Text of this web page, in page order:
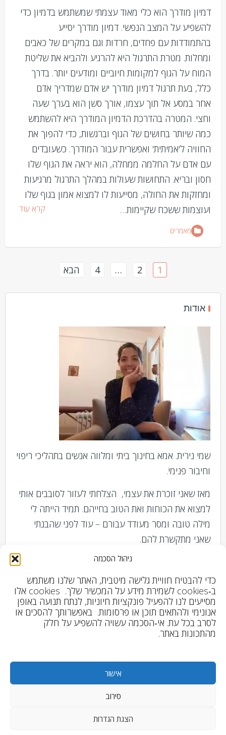
ניהול הסכמה
כדי להבטיח חוויית גלישה מיטבית, האתר שלנו משתמש
ב‑cookies לשמירת מידע על המכשיר שלך. cookies אלו
מסייעים לנו להפעיל פונקציות חיוניות, לנתח תנועה באופן
אנונימי ולהתאים תוכן או פרסומות. באפשרותך להסכים או
לסרב בכל עת. אי‑הסכמה עשויה להשפיע על חלק
מהתכונות באתר.
אישור
סירוב
הצגת הגדרות
דמיון מודרך הוא כלי מאוד עצמתי שמשתמש בדמיון כדי
להשפיע על המצב הנפשי. דמיון מודרך יסייע
בהתמודדות עם פחדים, חרדות וגם במקרים של כאבים
ומחלות. מטרת התרגול היא להרגיע ולהביא את שליטת
המוח על הגוף למקומות חיוביים ומודעים יותר. בדרך
כלל, בעת תרגול דמיון מודרך יש אדם שמדריך אדם
אחר במסע אל תוך עצמו, אורך סשן הוא בערך שעה
וחצי. המטרה בהדרכת הדמיון המודרך היא להשתמש
כמה שיותר בחושים של הגוף וברגשות, כדי להפוך את
החוויה ל'אמיתית' ואפשרית עבור המודרך. כשעובדים
עם אדם על החלמה ממחלה, הוא יראה את הגוף שלו
חסון ובריא. התחושות שעולות במהלך התרגול מרגיעות
ומחזקות את החולה, מסייעות לו למצוא אמון בגוף שלו
ועוצמות ששכח שקיימות…
קרא עוד
מאמרים
1
2
…
4 הבא
אודות
שמי נירית. אמא בחינוך ביתי ומלווה אנשים בתהליכי ריפוי
וחיבור פנימי.
מאז שאני זוכרת את עצמי, הצלחתי לעזור לסובבים אותי
למצוא את הכוחות ואת הטוב בחייהם. תמיד הייתה לי
מילה טובה ומסר מעודד עבורם – עוד לפני שהבנתי
שאני מתקשרת להם.
כל חיי חלמתי לעזור לאנשים לחיות טוב יותר, לכן עבדתי
בתחום התקשורת והחינוך – אבל משהו הרגיש לי חסר.
כשלמדתי תטא הילינג החור שליווה אותי שנים, התמלא.
מאז אני מלווה אנשים בתהליכים ומעבירה מסרים
בתקשור.
מקפידה לתת בליוויים שלי ארגז כלים שיישאר אתכם כל